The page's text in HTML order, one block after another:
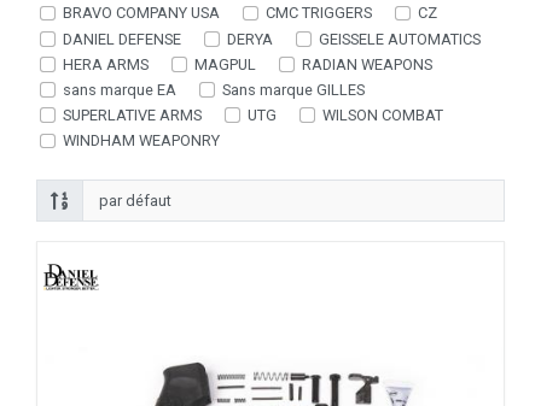
BRAVO COMPANY USA
CMC TRIGGERS
CZ
DANIEL DEFENSE
DERYA
GEISSELE AUTOMATICS
HERA ARMS
MAGPUL
RADIAN WEAPONS
sans marque EA
Sans marque GILLES
SUPERLATIVE ARMS
UTG
WILSON COMBAT
WINDHAM WEAPONRY